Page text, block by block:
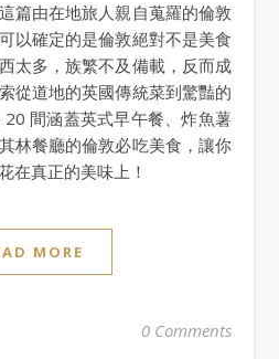
以確定的是倫敦絕對不是美食
太多，族繁不及備載，反而成
從道地的英國傳統菜到驚豔的
間涵蓋英式早午餐、炸魚薯
林餐廳的倫敦必吃美食，讓你
在真正的美味上！
MORE
0 Comments